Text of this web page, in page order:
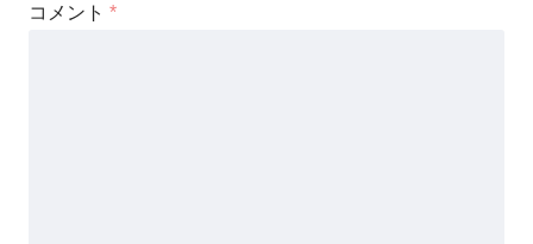
コメント *